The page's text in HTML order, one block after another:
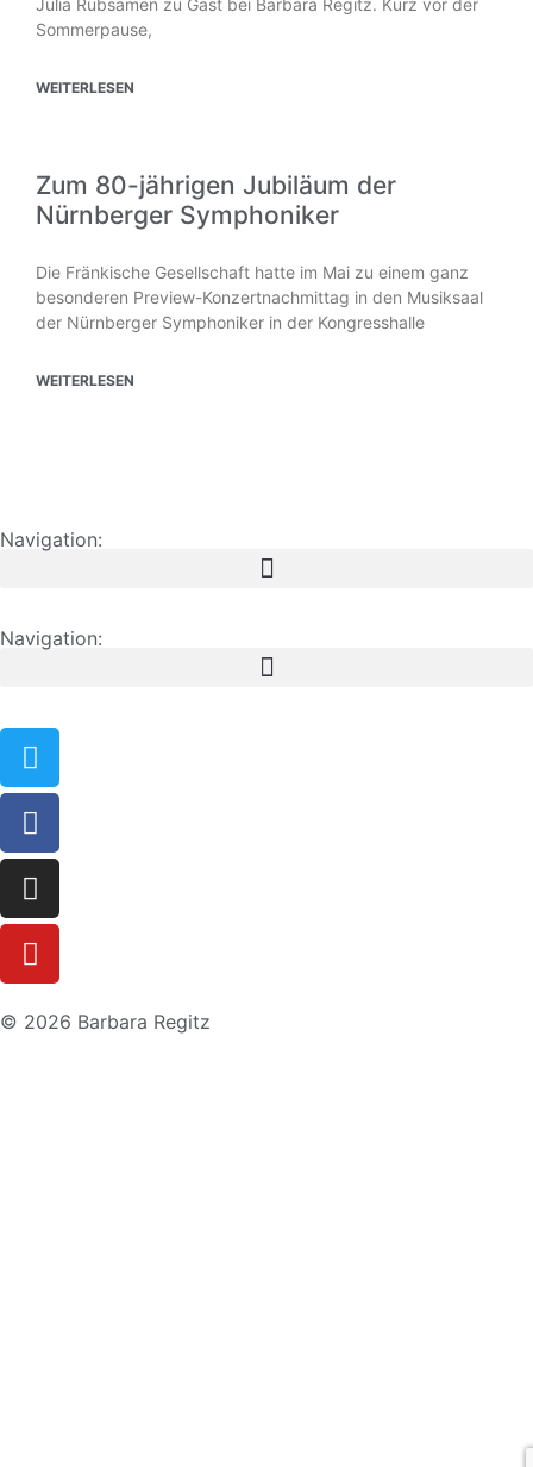
Julia Rübsamen zu Gast bei Barbara Regitz. Kurz vor der
Sommerpause,
WEITERLESEN
Zum 80-jährigen Jubiläum der
Nürnberger Symphoniker
Die Fränkische Gesellschaft hatte im Mai zu einem ganz
besonderen Preview-Konzertnachmittag in den Musiksaal
der Nürnberger Symphoniker in der Kongresshalle
WEITERLESEN
Navigation:
Navigation:
© 2026 Barbara Regitz